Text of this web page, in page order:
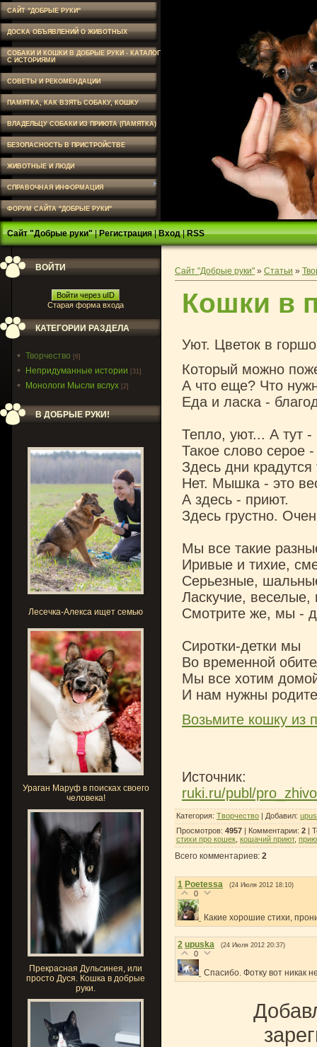
САЙТ "ДОБРЫЕ РУКИ"
ДОСКА ОБЪЯВЛЕНИЙ О ЖИВОТНЫХ
СОБАКИ И КОШКИ В ДОБРЫЕ РУКИ - КАТАЛОГ
С ИСТОРИЯМИ
СОВЕТЫ И РЕКОМЕНДАЦИИ
ПАМЯТКА, КАК ВЗЯТЬ СОБАКУ, КОШКУ
ВЛАДЕЛЬЦУ СОБАКИ ИЗ ПРИЮТА (ПАМЯТКА)
БЕЗОПАСНОСТЬ В ПРИСТРОЙСТВЕ
ЖИВОТНЫЕ И ЛЮДИ
СПРАВОЧНАЯ ИНФОРМАЦИЯ
ФОРУМ САЙТА "ДОБРЫЕ РУКИ"
Сайт "Добрые руки"|Регистрация|Вход|RSS
ВОЙТИ
Войти через uID
Старая форма входа
КАТЕГОРИИ РАЗДЕЛА
Творчество [6]
Непридуманные истории [31]
Монологи Мысли вслух [2]
В ДОБРЫЕ РУКИ!
Лесечка-Алекса ищет семью
Ураган Маруф в поисках своего
человека!
Прекрасная Дульсинея, или
просто Дуся. Кошка в добрые
руки.
Сайт "Добрые руки" » Статьи »
Кошки в
Уют. Цветок в
Который можно
А что еще? Что
Еда и ласка -
Тепло, уют... А тут -
Такое слово серое
Здесь дни
Нет. Мышка - это
А здесь - приют.
Здесь грустно.
Мы все такие
Иривые и тихие,
Серьезные,
Ласкучие,
Смотрите же, мы -
Cиротки-детки мы
Во временной
Мы все хотим
И нам нужны
Возьмите кошку из
Источник
ruki.ru/publ/
Категория: Творчество | Добавил:
Просмотров: 4957 | Комментарии: 2 |
стихи про кошек кошачий приют,
Всего комментариев: 2
1 Poetessa (24 Июля 2012 18:10)
0
Какие хорошие стихи,
2 upuska (24 Июля 2012 20:37)
0
Спасибо. Фотку вот никак